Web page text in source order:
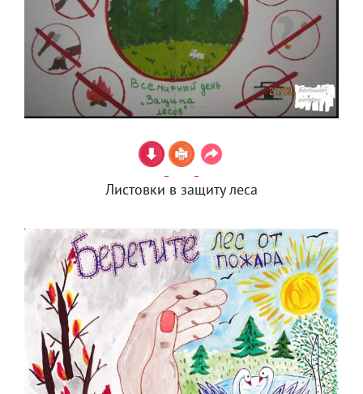
Листовки в защиту леса